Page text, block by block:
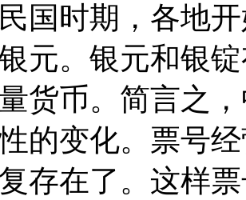
时期，各地开
元。银元和银
货币。简言之
的变化。票号
存在了。这样